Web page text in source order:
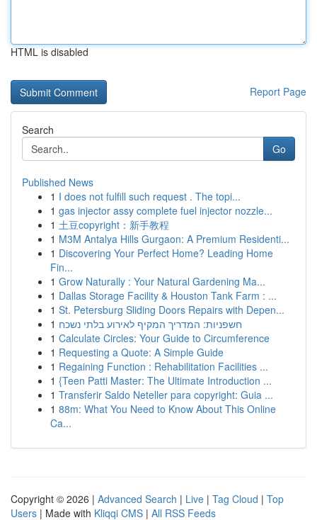
HTML is disabled
Report Page
Search
Go
Published News
1 I does not fulfill such request . The topi...
1 gas injector assy complete fuel injector nozzle...
1 土豆copyright：新手教程
1 M3M Antalya Hills Gurgaon: A Premium Residenti...
1 Discovering Your Perfect Home? Leading Home
Fin...
1 Grow Naturally : Your Natural Gardening Ma...
1 Dallas Storage Facility & Houston Tank Farm : ...
1 St. Petersburg Sliding Doors Repairs with Depen...
1 חשפניות: המדריך המקיף לאירוע בלתי נשכח
1 Calculate Circles: Your Guide to Circumference
1 Requesting a Quote: A Simple Guide
1 Regaining Function : Rehabilitation Facilities ...
1 {Teen Patti Master: The Ultimate Introduction ...
1 Transferir Saldo Neteller para copyright: Guia ...
1 88m: What You Need to Know About This Online
Ca...
Copyright © 2026 | Advanced Search | Live | Tag Cloud | Top
Users | Made with Kliqqi CMS | All RSS Feeds